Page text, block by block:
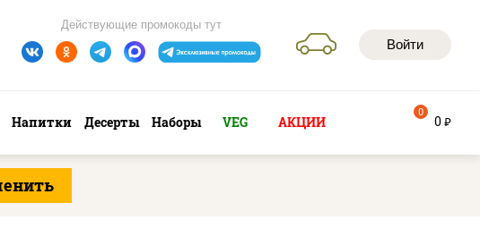
Войти
Действующие промокоды тут
Напитки Десерты Наборы VEG АКЦИИ 0 руб
0